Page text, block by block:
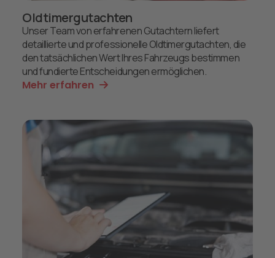
Oldtimergutachten
Unser Team von erfahrenen Gutachtern liefert
detaillierte und professionelle Oldtimergutachten, die
den tatsächlichen Wert Ihres Fahrzeugs bestimmen
und fundierte Entscheidungen ermöglichen.
Mehr erfahren 